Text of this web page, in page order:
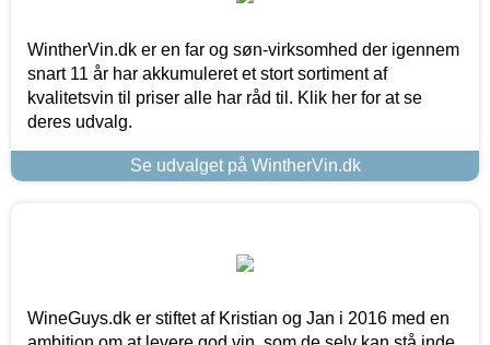
WintherVin.dk er en far og søn-virksomhed der igennem
snart 11 år har akkumuleret et stort sortiment af
kvalitetsvin til priser alle har råd til. Klik her for at se
deres udvalg.
Se udvalget på WintherVin.dk
WineGuys.dk er stiftet af Kristian og Jan i 2016 med en